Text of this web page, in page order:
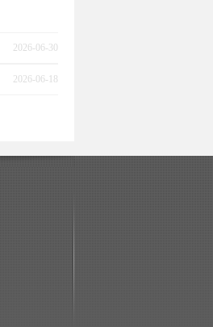
2026-06-30
2026-06-18